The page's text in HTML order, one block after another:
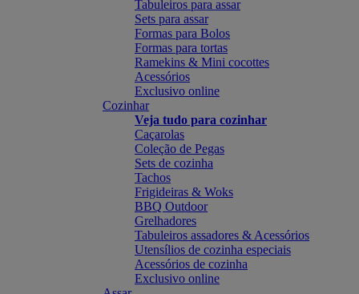
Tabuleiros para assar
Sets para assar
Formas para Bolos
Formas para tortas
Ramekins & Mini cocottes
Acessórios
Exclusivo online
Cozinhar
Veja tudo para cozinhar
Caçarolas
Coleção de Pegas
Sets de cozinha
Tachos
Frigideiras & Woks
BBQ Outdoor
Grelhadores
Tabuleiros assadores & Acessórios
Utensílios de cozinha especiais
Acessórios de cozinha
Exclusivo online